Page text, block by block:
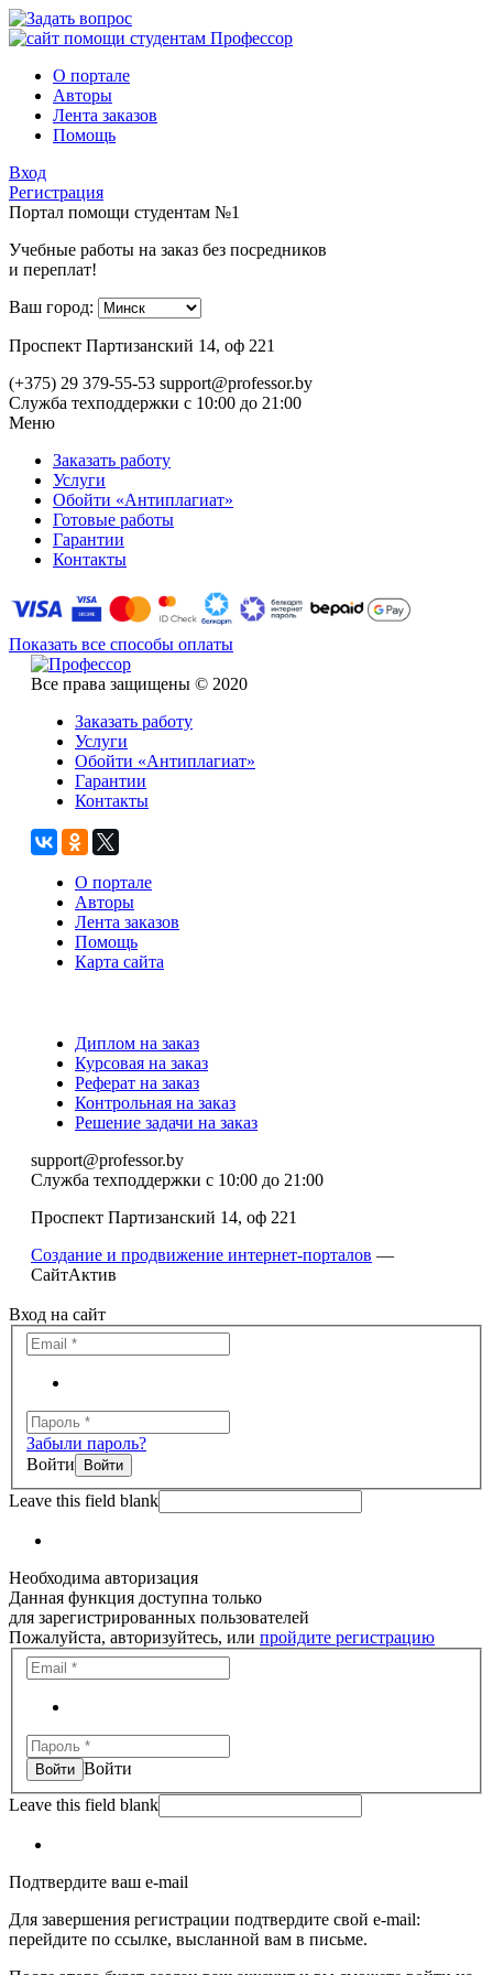
О портале
Авторы
Лента заказов
Помощь
Вход
Регистрация
Портал помощи студентам №1
Учебные работы на заказ без посредников
и переплат!
Ваш город:
Проспект Партизанский 14, оф 221
(+375) 29 379-55-53 support@professor.by
Служба техподдержки с 10:00 до 21:00
Меню
Заказать работу
Услуги
Обойти «Антиплагиат»
Готовые работы
Гарантии
Контакты
Показать все способы оплаты
Все права защищены © 2020
Заказать работу
Услуги
Обойти «Антиплагиат»
Гарантии
Контакты
О портале
Авторы
Лента заказов
Помощь
Карта сайта
Диплом на заказ
Курсовая на заказ
Реферат на заказ
Контрольная на заказ
Решение задачи на заказ
support@professor.by
Служба техподдержки с 10:00 до 21:00
Проспект Партизанский 14, оф 221
Создание и продвижение интернет-порталов —
СайтАктив
Вход на сайт
Забыли пароль?
Войти
Leave this field blank
Необходима авторизация
Данная функция доступна только
для зарегистрированных пользователей
Пожалуйста, авторизуйтесь, или пройдите регистрацию
Войти
Leave this field blank
Подтвердите ваш e-mail
Для завершения регистрации подтвердите свой e-mail:
перейдите по ссылке, высланной вам в письме.